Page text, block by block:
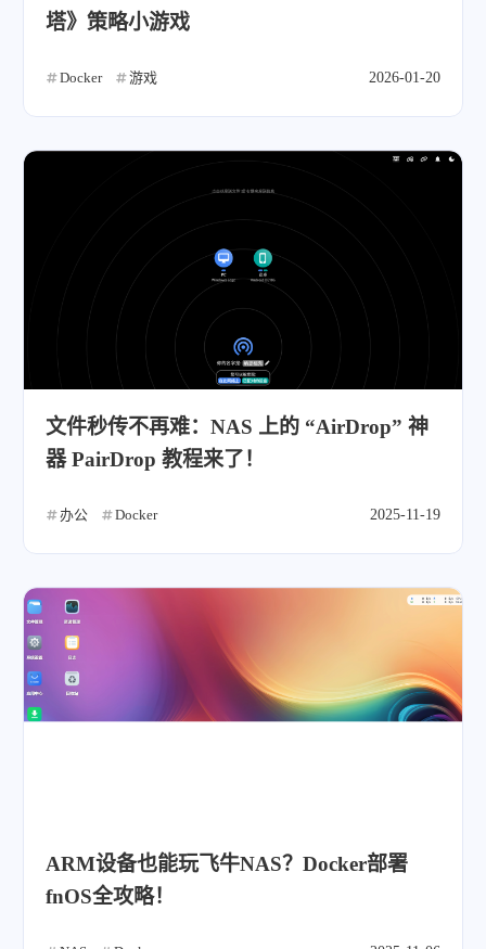
塔》策略小游戏
Docker 游戏 2026-01-20
文件秒传不再难：NAS 上的 “AirDrop” 神
器 PairDrop 教程来了！
办公 Docker 2025-11-19
ARM设备也能玩飞牛NAS？Docker部署
fnOS全攻略！